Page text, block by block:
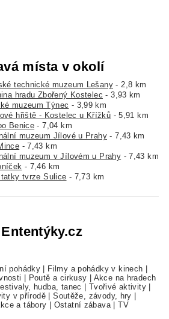
místa v okolí
technické muzeum Lešany - 2,8 km
hradu Zbořený Kostelec - 3,93 km
muzeum Týnec - 3,99 km
hřiště - Kostelec u Křížků - 5,91 km
Benice - 7,04 km
muzeum Jílové u Prahy - 7,43 km
- 7,43 km
muzeum v Jílovém u Prahy - 7,43 km
- 7,46 km
tvrze Sulice - 7,73 km
pohádky | Filmy a pohádky v kinech |
| Poutě a cirkusy | Akce na hradech
hudba, tanec | Tvořivé aktivity |
v přírodě |Soutěže, závody, hry |
a tábory | Ostatní zábava |TV